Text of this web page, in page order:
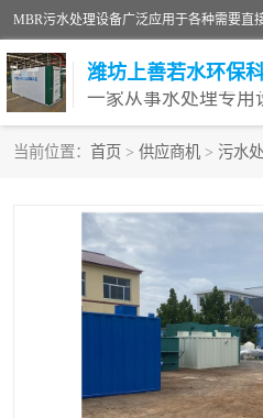
潍坊上善若水环保
一家从事水处理专用
当前位置： 首页 > 供应商机 > 污水
生活污水处理设备
洗涤污水处理设备
诊所门诊污水处理设备
养殖污水处理设备